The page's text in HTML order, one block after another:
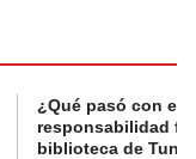
¿Qué pasó con el
responsabilidad
biblioteca de